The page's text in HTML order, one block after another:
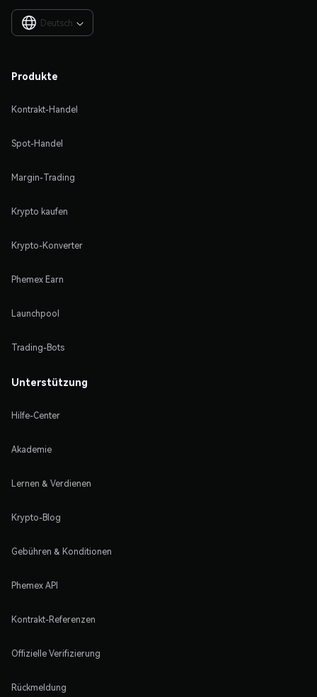
Deutsch 
Produkte
Kontrakt-Handel
Spot-Handel
Margin-Trading
Krypto kaufen
Krypto-Konverter
Phemex Earn
Launchpool
Trading-Bots
Unterstützung
Hilfe-Center
Akademie
Lernen & Verdienen
Krypto-Blog
Gebühren & Konditionen
Phemex API
Kontrakt-Referenzen
Offizielle Verifizierung
Rückmeldung